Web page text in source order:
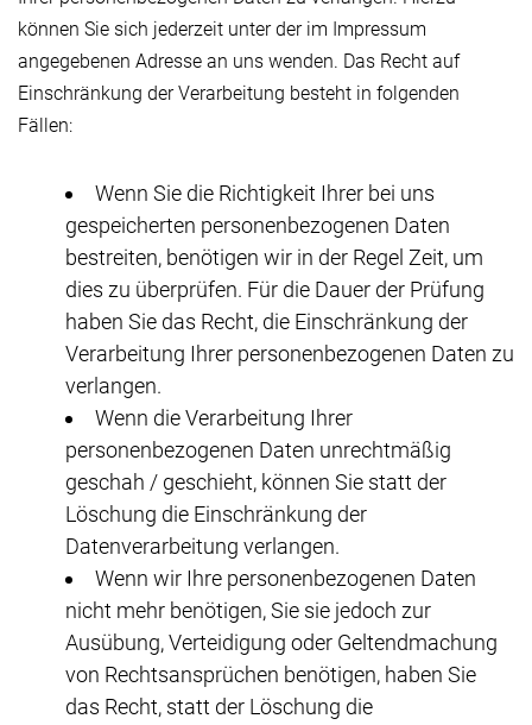
können Sie sich jederzeit unter der im Impressum
angegebenen Adresse an uns wenden. Das Recht auf
Einschränkung der Verarbeitung besteht in folgenden
Fällen:
Wenn Sie die Richtigkeit Ihrer bei uns
gespeicherten personenbezogenen Daten
bestreiten, benötigen wir in der Regel Zeit, um
dies zu überprüfen. Für die Dauer der Prüfung
haben Sie das Recht, die Einschränkung der
Verarbeitung Ihrer personenbezogenen Daten zu
verlangen.
Wenn die Verarbeitung Ihrer
personenbezogenen Daten unrechtmäßig
geschah / geschieht, können Sie statt der
Löschung die Einschränkung der
Datenverarbeitung verlangen.
Wenn wir Ihre personenbezogenen Daten
nicht mehr benötigen, Sie sie jedoch zur
Ausübung, Verteidigung oder Geltendmachung
von Rechtsansprüchen benötigen, haben Sie
das Recht, statt der Löschung die